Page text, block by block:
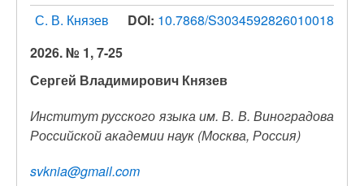
С. В. Князев DOI: 10.7868/S3034592826010018
2026. № 1, 7-25
Сергей Владимирович Князев
Институт русского языка им. В. В. Виноградова
Российской академии наук (Москва, Россия)
svknia@gmail.com